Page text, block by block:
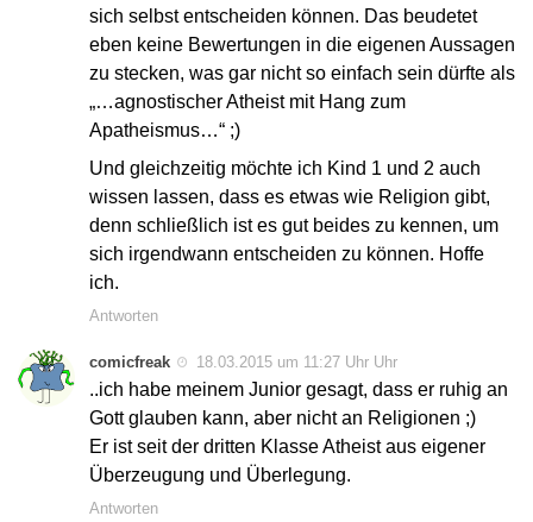
sich selbst entscheiden können. Das beudetet
eben keine Bewertungen in die eigenen Aussagen
zu stecken, was gar nicht so einfach sein dürfte als
„…agnostischer Atheist mit Hang zum
Apatheismus…“ ;)
Und gleichzeitig möchte ich Kind 1 und 2 auch
wissen lassen, dass es etwas wie Religion gibt,
denn schließlich ist es gut beides zu kennen, um
sich irgendwann entscheiden zu können. Hoffe
ich.
Antworten
comicfreak 18.03.2015 um 11:27 Uhr Uhr
..ich habe meinem Junior gesagt, dass er ruhig an
Gott glauben kann, aber nicht an Religionen ;)
Er ist seit der dritten Klasse Atheist aus eigener
Überzeugung und Überlegung.
Antworten